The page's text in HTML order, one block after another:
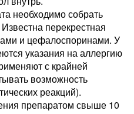
необходимо собрать
перекрестная
и цефалоспоринами. У
указания на аллергию
с крайней
возможность
реакций).
препаратом свыше 10